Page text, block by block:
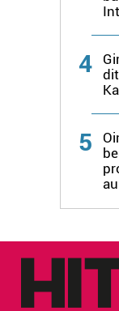
datuen atalean.
zure baimena
Webgune honek
fitxategiak
zerbitzuak
baliatzen gara.
erabiltzeko
4
5